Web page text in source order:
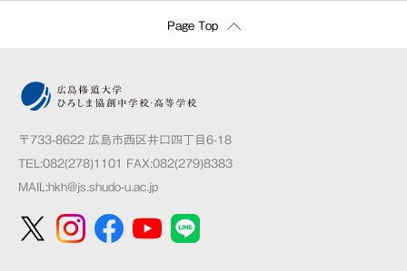
Page Top
〒733-8622 広島市西区井口四丁目6-18
TEL:082(278)1101 FAX:082(279)8383
MAIL:hkh@js.shudo-u.ac.jp